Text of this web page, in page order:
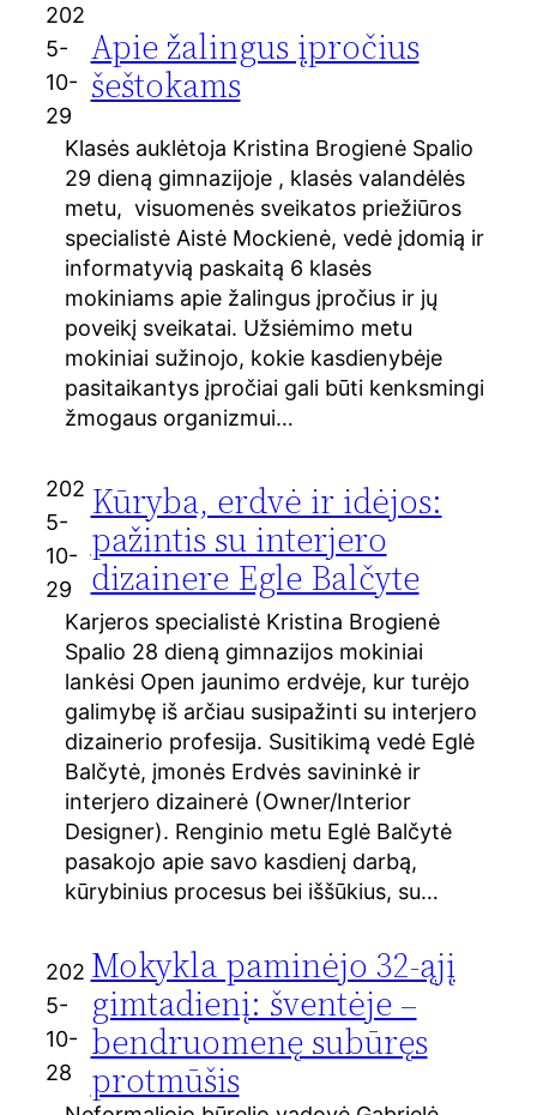
202
5-
10-
29
Apie žalingus įpročius
šeštokams
Klasės auklėtoja Kristina Brogienė Spalio
29 dieną gimnazijoje , klasės valandėlės
metu, visuomenės sveikatos priežiūros
specialistė Aistė Mockienė, vedė įdomią ir
informatyvią paskaitą 6 klasės
mokiniams apie žalingus įpročius ir jų
poveikį sveikatai. Užsiėmimo metu
mokiniai sužinojo, kokie kasdienybėje
pasitaikantys įpročiai gali būti kenksmingi
žmogaus organizmui…
202
5-
10-
29
Kūryba, erdvė ir idėjos:
pažintis su interjero
dizainere Egle Balčyte
Karjeros specialistė Kristina Brogienė
Spalio 28 dieną gimnazijos mokiniai
lankėsi Open jaunimo erdvėje, kur turėjo
galimybę iš arčiau susipažinti su interjero
dizainerio profesija. Susitikimą vedė Eglė
Balčytė, įmonės Erdvės savininkė ir
interjero dizainerė (Owner/Interior
Designer). Renginio metu Eglė Balčytė
pasakojo apie savo kasdienį darbą,
kūrybinius procesus bei iššūkius, su…
202
5-
10-
28
Mokykla paminėjo 32-ąjį
gimtadienį: šventėje –
bendruomenę subūręs
protmūšis